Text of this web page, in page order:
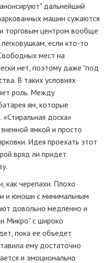
дальнейший
машин сужаются
торговым центром вообще
если кто-то
мест на
нет, поэтому даже "под
В таких условиях
роль. Между
ям, которые
доска»
ямкой и просто
Идея проехать этот
вряд ли придет
как черепахи. Плохо
и юноши с минимальным
довольно медленно и
Микро" с широко
пока ее объедет
ему достаточно
и эмоционально